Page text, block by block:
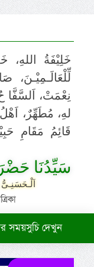
خَلِيْفَةُ
نِعْمَتْ، اَلسَّفَّا
لهِ، مُطَهِّرٌ،
قَائِمُ مَقَامِ
سَيِّدُنَا
সময়সুচি দেখুন